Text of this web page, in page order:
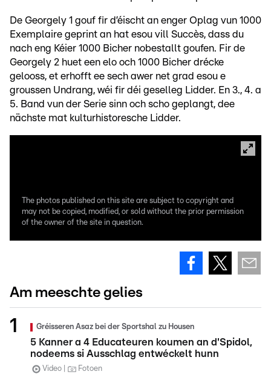
De Georgely 1 gouf fir d’éischt an enger Oplag vun 1000
Exemplaire geprint an hat esou vill Succès, dass du
nach eng Kéier 1000 Bicher nobestallt goufen. Fir de
Georgely 2 huet een elo och 1000 Bicher drécke
gelooss, et erhofft ee sech awer net grad esou e
groussen Undrang, wéi fir déi geselleg Lidder. En 3., 4. a
5. Band vun der Serie sinn och scho geplangt, dee
nächste mat kulturhistoresche Lidder.
The photos published on this site are subject to copyright and
may not be copied, modified, or sold without the prior permission
of the owner of the site in question.
Am meeschte gelies
Gréisseren Asaz bei der Sportshal zu Housen
5 Kanner a 4 Educateuren koumen an d'Spidol,
nodeems si Ausschlag entwéckelt hunn
Video Fotoen